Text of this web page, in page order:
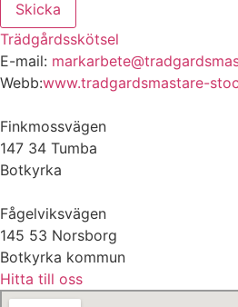
Skicka
Trädgårdsskötsel
E-mail:
Webb:www.tradgardsmastare-
Finkmossvägen
147 34 Tumba
Botkyrka
Fågelviksvägen
145 53 Norsborg
Botkyrka kommun
Hitta till oss